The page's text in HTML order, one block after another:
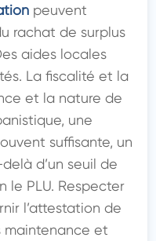
peuvent
rachat de surplus
aides locales
La fiscalité et la
et la nature de
une
suffisante, un
d’un seuil de
le PLU. Respecter
l’attestation de
maintenance et